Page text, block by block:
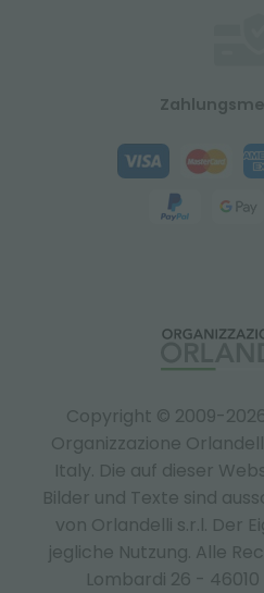
Copyright © 2009-
Organizzazione
Italy. Die auf dieser
Bilder und Texte sind
von Orlandelli s.r.l. Der
jegliche Nutzung. Alle
Lombardi 26 -